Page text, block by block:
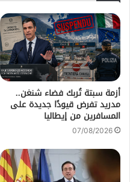
أزمة سبتة تُربك فضاء شنغن..
مدريد تفرض قيودًا جديدة على
المسافرين من إيطاليا
07/08/2026